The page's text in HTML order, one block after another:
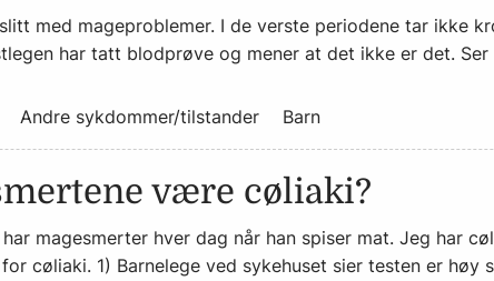
med mageproblemer. I de verste periodene tar ikke
har tatt blodprøve og mener at det ikke er det.
Andre sykdommer/tilstander Barn
være cøliaki?
har magesmerter hver dag når han spiser mat. Jeg har
cøliaki. 1) Barnelege ved sykehuset sier testen er høy